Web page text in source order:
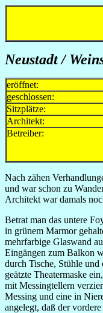
Neustadt /
eröffnet:
geschlossen:
Sitzplätze:
Architekt:
Betreiber:
Nach zähen
und war schon zu
Architekt war damals
Betrat man das untere
in grünem Marmor
mehrfarbige Glaswand
Eingängen zum Balkon
durch Tische, Stühle
geätzte Theatermaske
mit Messingtellern
Messing und eine in
angelegt, daß der